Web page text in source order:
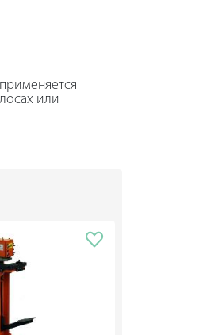
или
мм.
5.8 мм
2.8 мм